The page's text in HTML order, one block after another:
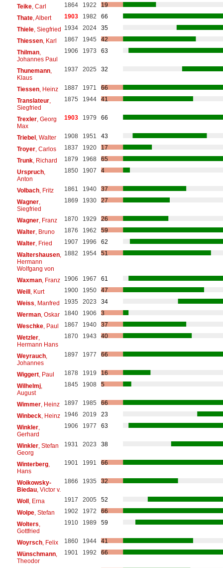
Teike, Carl 1864 1922
19
Thate, Albert 1903 1982
66
Thiele, Siegfried 1934 2024
35
Thiessen, Karl 1867 1945
42
Thilman,
Johannes Paul
1906 1973 63
Thunemann,
Klaus
1937 2025 32
Tiessen, Heinz 1887 1971
66
Translateur,
Siegfried
1875 1944 41
Trexler, Georg
Max
1903 1979 66
Triebel, Walter 1908 1951
43
Troyer, Carlos 1837 1920
17
Trunk, Richard 1879 1968
65
Urspruch,
Anton
1850 1907 4
Volbach, Fritz 1861 1940
37
Wagner,
Siegfried
1869 1930 27
Wagner, Franz 1870 1929
26
Walter, Bruno 1876 1962
59
Walter, Fried 1907 1996
62
Waltershausen,
Hermann
Wolfgang von
1882 1954 51
Waxman, Franz 1906 1967
61
Weill, Kurt 1900 1950
47
Weiss , Manfred 1935 2023
34
Werman, Oskar 1840 1906
3
Weschke, Paul 1867 1940
37
Wetzler,
Hermann Hans
1870 1943 40
Weyrauch,
Johannes
1897 1977 66
Wiggert, Paul 1878 1919
16
Wilhelmj,
August
1845 1908 5
Wimmer, Heinz 1897 1985
66
Winbeck, Heinz 1946 2019
23
Winkler,
Gerhard
1906 1977 63
Winkler, Stefan
Georg
1931 2023 38
Winterberg,
Hans
1901 1991 66
Woikowsky-
Biedau, Victor v.
1866 1935 32
Woll, Erna 1917 2005
52
Wolpe, Stefan 1902 1972
66
Wolters
Gottfried
1910 1989 59
Woyrsch, Felix 1860 1944
41
Wünschmann,
Theodor
1901 1992 66